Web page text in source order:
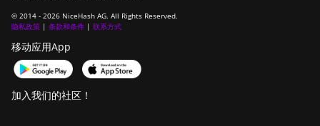
© 2014 - 2026 NiceHash AG. All Rights Reserved.
隐私政策 | 条款和条件 | 联系方式
移动应用App
加入我们的社区！